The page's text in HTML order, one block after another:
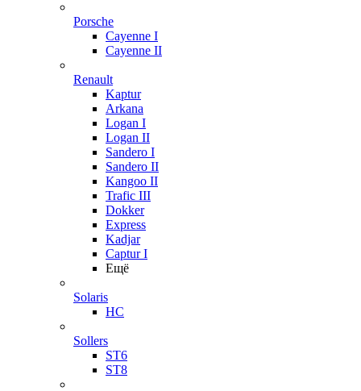
Porsche
Cayenne I
Cayenne II
Renault
Kaptur
Arkana
Logan I
Logan II
Sandero I
Sandero II
Kangoo II
Trafic III
Dokker
Express
Kadjar
Captur I
Ещё
Solaris
HC
Sollers
ST6
ST8